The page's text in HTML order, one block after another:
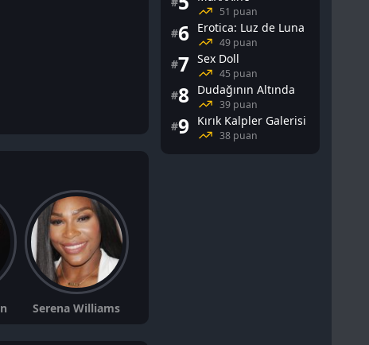
Serena Williams
51 puan
#6 Erotica: Luz de Luna
49 puan
#7 Sex Doll
45 puan
#8 Dudağının Altında
39 puan
#9 Kırık Kalpler Galerisi
38 puan